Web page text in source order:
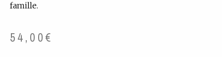
famille.
54,00€